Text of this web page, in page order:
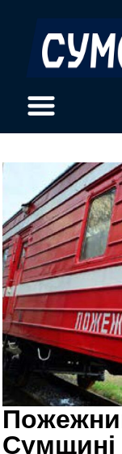
Сумщині